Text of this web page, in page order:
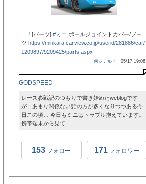
「[パーツ] #ミニ ボールジョイントカバー/ブー
ツ https://minkara.carview.co.jp/userid/281886/car/
1209897/9209425/parts.aspx 」
何シテル？ 05/17 19:06
GODSPEED
レース参戦記のつもりで書き始めたweblogです
が、あまり関係ない話の方が多くなりつつある今
日この頃… 今日もミニはトラブル抱えています。
携帯端末から見て...
153 フォロー 171 フォロワー